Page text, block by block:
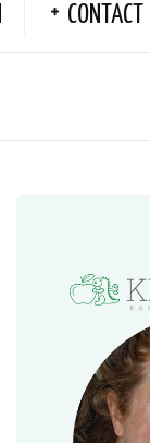
CONTACT